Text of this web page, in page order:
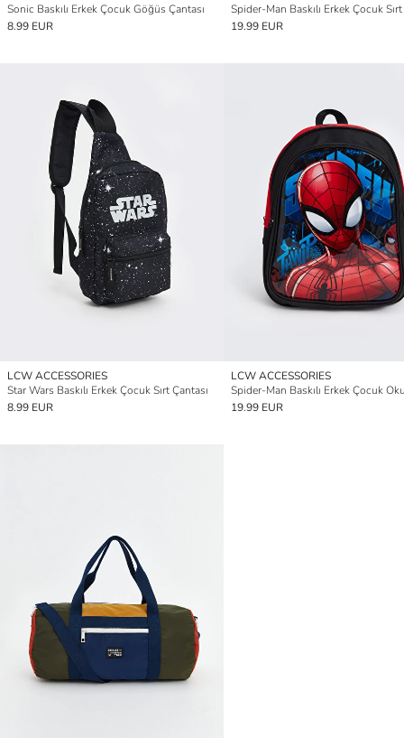
Sonic Baskılı Erkek Çocuk Göğüs Çantası
8.99 EUR
19.99 EUR
LCW ACCESSORIES
Star Wars Baskılı Erkek Çocuk Sırt Çantası
8.99 EUR
LCW ACCESSORIES
19.99 EUR